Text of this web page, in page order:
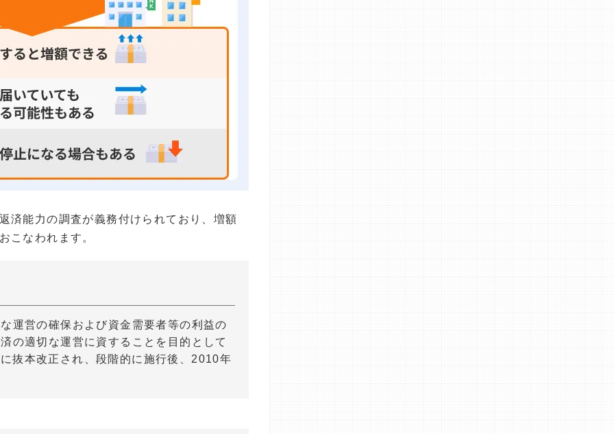
済能力の調査が義務付けられており、増額
こなわれます。
運営の確保および資金需要者等の利益の
の適切な運営に資することを目的として
抜本改正され、段階的に施行後、2010年